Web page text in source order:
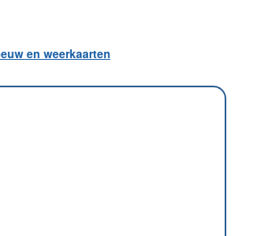
en weerkaarten